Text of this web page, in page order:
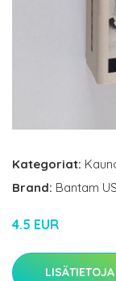
Kategoriat:
Brand: Bantam
4.5 EUR
LISÄTIETOJA